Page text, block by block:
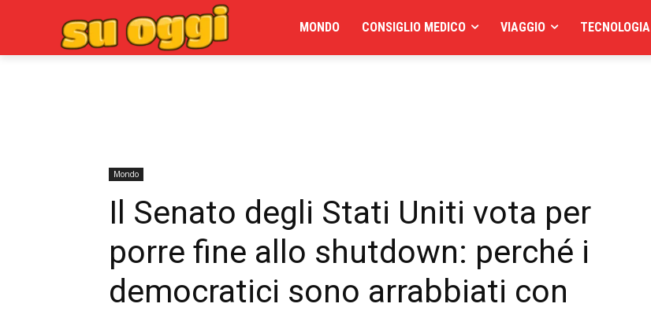
MONDO CONSIGLIO MEDICO VIAGGIO TECNOLOGIA
Mondo
Il Senato degli Stati Uniti vota per
porre fine allo shutdown: perché i
democratici sono arrabbiati con